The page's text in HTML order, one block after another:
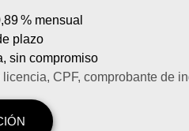
% mensual
plazo
sin compromiso
licencia, CPF, comprobante de